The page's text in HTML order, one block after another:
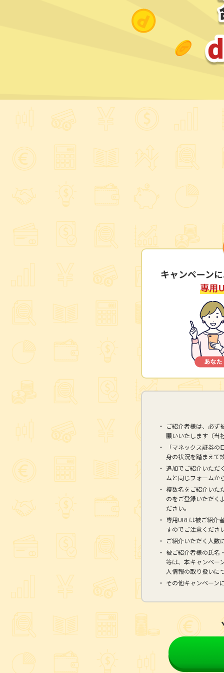
キャンペーン
専用
ご紹介者様は、必ず
願いいたします（当
「マネックス証券
身の状況を踏まえて
追加でご紹介いただ
ムと同じフォームか
複数名をご紹介いた
のをご登録いただく
ださい。
専用URLは被ご紹介
すのでご注意くださ
ご紹介いただく人数
被ご紹介者様の氏名
等は、本キャンペー
人情報の取り扱いに
その他キャンペーン